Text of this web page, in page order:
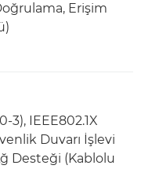
Erişim
3), IEEE802.1X
Duvarı İşlevi
Desteği (Kablolu